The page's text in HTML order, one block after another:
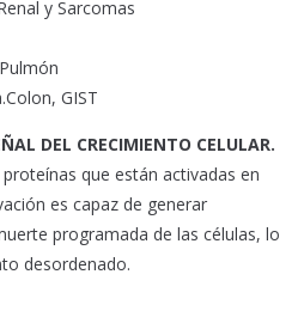
y Sarcomas
GIST
DEL CRECIMIENTO CELULAR.
que están activadas en
es capaz de generar
programada de las células, lo
desordenado.